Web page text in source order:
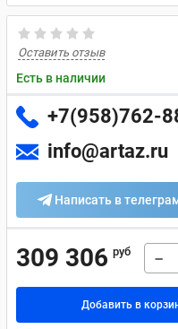
Оставить отзыв
Есть в наличии
+7(958)762-
info@artaz.ru
Написать в
309 306 руб −
Добавить в